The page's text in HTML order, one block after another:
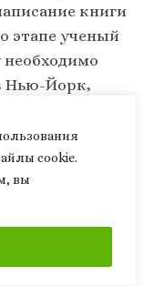
cookie.
вы
книги
этапе ученый
Нью-Йорк,
было
факту стала